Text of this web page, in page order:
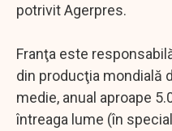
potrivit Agerpres.
Franţa este
din producţia mondială
medie, anual aproape
întreaga lume (în